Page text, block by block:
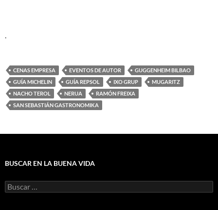
.
CENAS EMPRESA EVENTOS DE AUTOR
GUGGENHEIM BILBAO
GUÍA MICHELIN
GUÍA REPSOL IXO GRUP
MUGARITZ
NACHO TEROL
NERUA
RAMÓN FREIXA
SAN SEBASTIÁN GASTRONOMIKA
BUSCAR EN LA BUENA VIDA
Buscar: